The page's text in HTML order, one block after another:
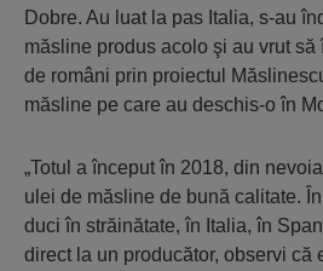
Dobre. Au luat la pas Italia, s-au
măsline produs acolo şi au vrut
de români prin proiectul
măsline pe care au deschis-o în
„Totul a început în 2018, din
ulei de măsline de bună calitate.
duci în străinătate, în Italia, în
direct la un producător, observi că